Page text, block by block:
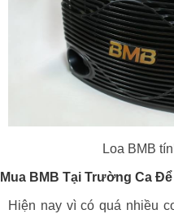
Loa BMB
Mua BMB Tại Trường Ca
Hiện nay vì có quá nhiều